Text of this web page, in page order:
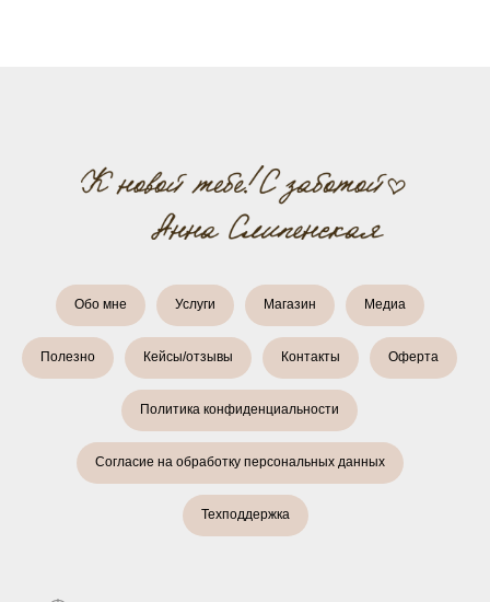
Обо мне Услуги Магазин Медиа
Полезно Кейсы/отзывы Контакты Оферта
Политика конфиденциальности
Согласие на обработку персональных данных
Техподдержка